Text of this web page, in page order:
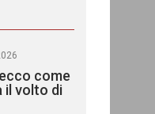
come
il volto di